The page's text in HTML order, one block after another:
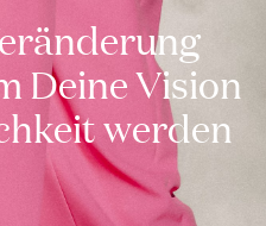
Deine Vision
werden